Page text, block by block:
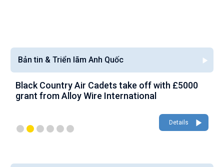
Bản tin & Triển lãm Anh Quốc
Black Country Air Cadets take off with £5000
grant from Alloy Wire International
Details